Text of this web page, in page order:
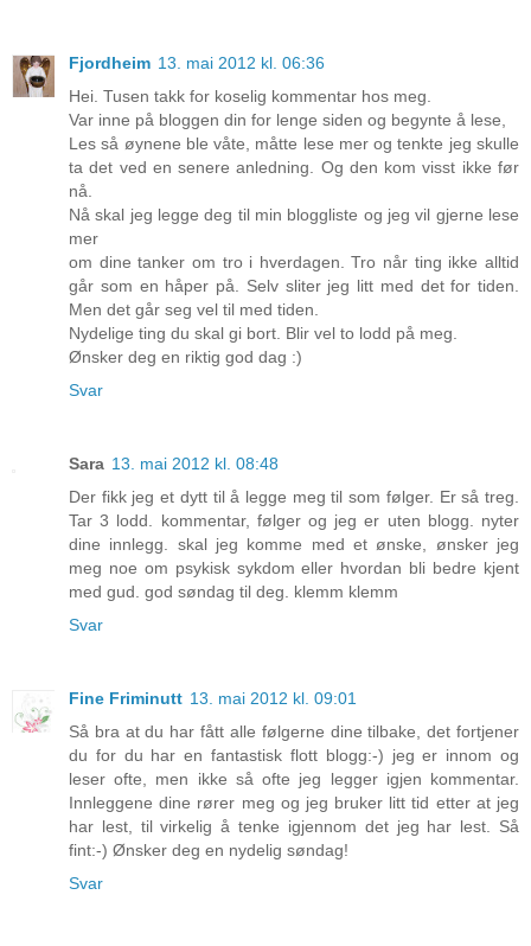
Fjordheim 13. mai 2012 kl. 06:36
Hei. Tusen takk for koselig kommentar hos meg.
Var inne på bloggen din for lenge siden og begynte å lese,
Les så øynene ble våte, måtte lese mer og tenkte jeg skulle
ta det ved en senere anledning. Og den kom visst ikke før
nå.
Nå skal jeg legge deg til min bloggliste og jeg vil gjerne lese
mer
om dine tanker om tro i hverdagen. Tro når ting ikke alltid
går som en håper på. Selv sliter jeg litt med det for tiden.
Men det går seg vel til med tiden.
Nydelige ting du skal gi bort. Blir vel to lodd på meg.
Ønsker deg en riktig god dag :)
Svar
Sara 13. mai 2012 kl. 08:48
Der fikk jeg et dytt til å legge meg til som følger. Er så treg.
Tar 3 lodd. kommentar, følger og jeg er uten blogg. nyter
dine innlegg. skal jeg komme med et ønske, ønsker jeg
meg noe om psykisk sykdom eller hvordan bli bedre kjent
med gud. god søndag til deg. klemm klemm
Svar
Fine Friminutt 13. mai 2012 kl. 09:01
Så bra at du har fått alle følgerne dine tilbake, det fortjener
du for du har en fantastisk flott blogg:-) jeg er innom og
leser ofte, men ikke så ofte jeg legger igjen kommentar.
Innleggene dine rører meg og jeg bruker litt tid etter at jeg
har lest, til virkelig å tenke igjennom det jeg har lest. Så
fint:-) Ønsker deg en nydelig søndag!
Svar